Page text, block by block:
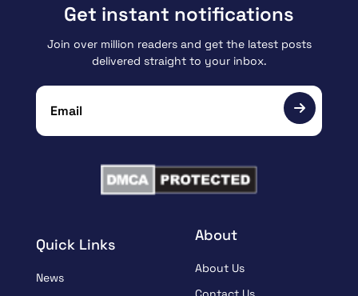
Quick Links
News
About
About Us
Get instant notifications
Join over million readers and get the latest posts
delivered straight to your inbox.